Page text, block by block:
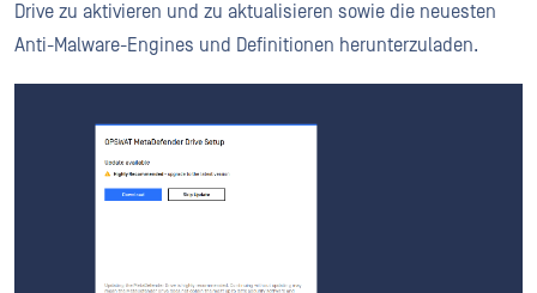
Drive zu aktivieren und zu aktualisieren sowie die neuesten
Anti-Malware-Engines und Definitionen herunterzuladen.